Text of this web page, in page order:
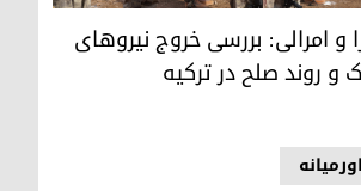
اعضای پ‌ک‌ک است
و امرالی: بررسی خروج نیروهای پ‌ک‌ک و
و امرالی: بررسی خروج نیروهای
روند صلح در ترکیه